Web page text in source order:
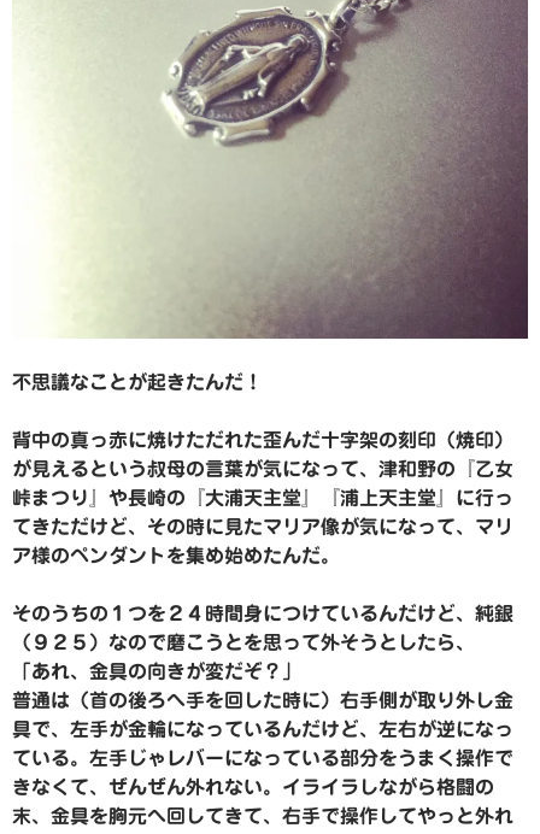
不思議なことが起きたんだ！
背中の真っ赤に焼けただれた歪んだ十字架の刻印（焼印）
が見えるという叔母の言葉が気になって、津和野の『乙女
峠まつり』や長崎の『大浦天主堂』『浦上天主堂』に行っ
てきただけど、その時に見たマリア像が気になって、マリ
ア様のペンダントを集め始めたんだ。
そのうちの１つを２４時間身につけているんだけど、純銀
（９２５）なので磨こうとを思って外そうとしたら、
「あれ、金具の向きが変だぞ？」
普通は（首の後ろへ手を回した時に）右手側が取り外し金
具で、左手が金輪になっているんだけど、左右が逆になっ
ている。左手じゃレバーになっている部分をうまく操作で
きなくて、ぜんぜん外れない。イライラしながら格闘の
末、金具を胸元へ回してきて、右手で操作してやっと外れ